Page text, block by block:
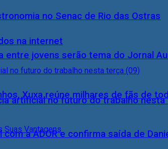
na internet
artificial no futuro do trabalho
no Senac de Rio das Ostras
entre jovens serão tema do Jornal
Xuxa reúne milhares de fãs de
a ADOR e confirma saída de